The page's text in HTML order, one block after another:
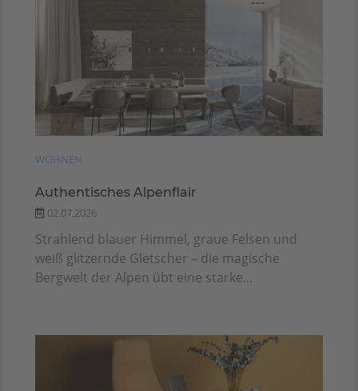
WOHNEN
Authentisches Alpenflair
02.07.2026
Strahlend blauer Himmel, graue Felsen und
weiß glitzernde Gletscher – die magische
Bergwelt der Alpen übt eine starke...